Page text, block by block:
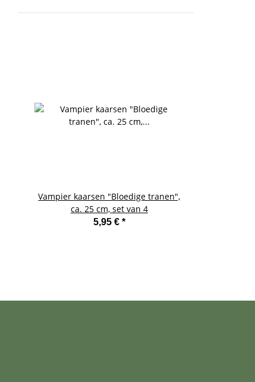
Vampier kaarsen "Bloedige tranen",
ca. 25 cm, set van 4
5,95 € *